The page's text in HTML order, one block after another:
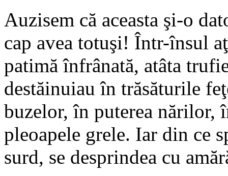
Auzisem că aceasta şi-o
cap avea totuşi! Într-însul
patimă înfrânată, atâta
destăinuiau în trăsăturile
buzelor, în puterea nărilor,
pleoapele grele. Iar din ce
surd, se desprindea cu